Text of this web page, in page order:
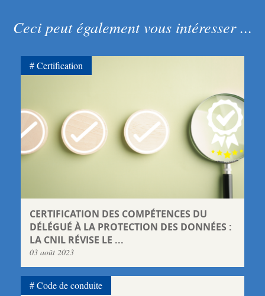
Ceci peut également vous intéresser ...
CERTIFICATION DES COMPÉTENCES DU
DÉLÉGUÉ À LA PROTECTION DES DONNÉES :
LA CNIL RÉVISE LE ...
03 août 2023
Certification
Code de conduite